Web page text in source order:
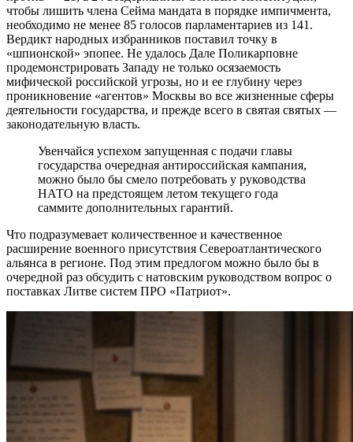
чтобы лишить члена Сейма мандата в порядке импичмента,
необходимо не менее 85 голосов парламентариев из 141.
Вердикт народных избранников поставил точку в
«шпионской» эпопее. Не удалось Дале Поликарповне
продемонстрировать Западу не только осязаемость
мифической российской угрозы, но и ее глубину через
проникновение «агентов» Москвы во все жизненные сферы
деятельности государства, и прежде всего в святая святых —
законодательную власть.
Увенчайся успехом запущенная с подачи главы
государства очередная антироссийская кампания,
можно было бы смело потребовать у руководства
НАТО на предстоящем летом текущего года
саммите дополнительных гарантий.
Что подразумевает количественное и качественное
расширение военного присутствия Североатлантического
альянса в регионе. Под этим предлогом можно было бы в
очередной раз обсудить с натовским руководством вопрос о
поставках Литве систем ПРО «Патриот».